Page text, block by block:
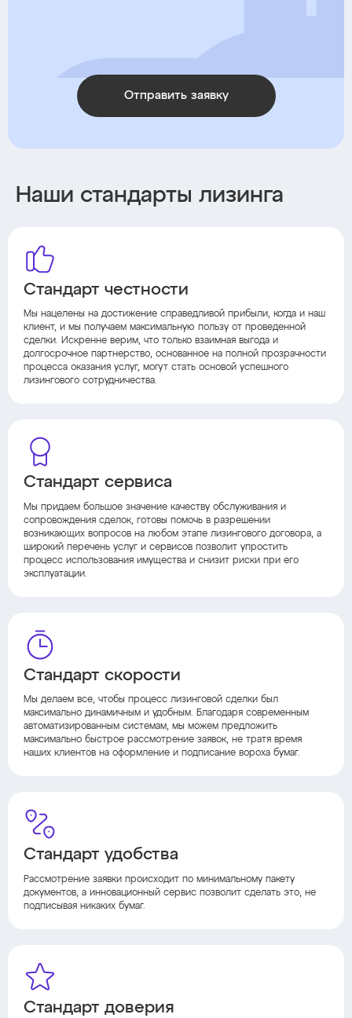
Отправить заявку
Наши стандарты лизинга
Стандарт честности
Мы нацелены на достижение справедливой прибыли, когда и наш
клиент, и мы получаем максимальную пользу от проведенной
сделки. Искренне верим, что только взаимная выгода и
долгосрочное партнерство, основанное на полной прозрачности
процесса оказания услуг, могут стать основой успешного
лизингового сотрудничества.
Стандарт сервиса
Мы придаем большое значение качеству обслуживания и
сопровождения сделок, готовы помочь в разрешении
возникающих вопросов на любом этапе лизингового договора, а
широкий перечень услуг и сервисов позволит упростить
процесс использования имущества и снизит риски при его
эксплуатации.
Стандарт скорости
Мы делаем все, чтобы процесс лизинговой сделки был
максимально динамичным и удобным. Благодаря современным
автоматизированным системам, мы можем предложить
максимально быстрое рассмотрение заявок, не тратя время
наших клиентов на оформление и подписание вороха бумаг.
Стандарт удобства
Рассмотрение заявки происходит по минимальному пакету
документов, а инновационный сервис позволит сделать это, не
подписывая никаких бумаг.
Стандарт доверия